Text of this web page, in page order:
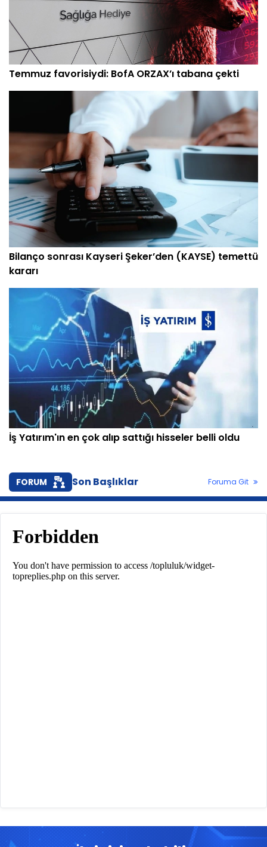
Temmuz favorisiydi: BofA ORZAX’ı tabana çekti
Bilanço sonrası Kayseri Şeker’den (KAYSE) temettü
kararı
İş Yatırım'ın en çok alıp sattığı hisseler belli oldu
FORUM Son Başlıklar Foruma Git